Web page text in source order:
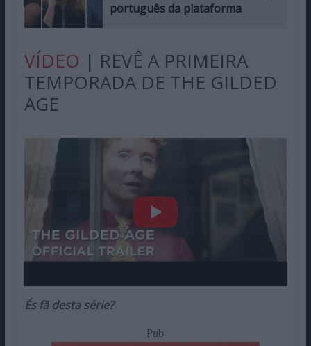
português da plataforma
VÍDEO | REVÊ A PRIMEIRA
TEMPORADA DE THE GILDED
AGE
És fã desta série?
Pub